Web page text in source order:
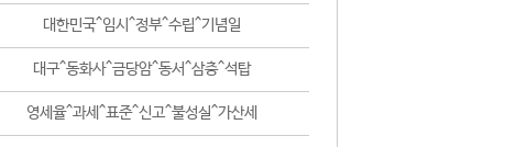
대한민국^임시^정부^수립^기념일
대구^동화사^금당암^동서^삼층^석탑
영세율^과세^표준^신고^불성실^가산세